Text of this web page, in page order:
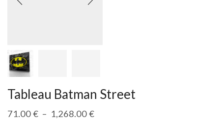
Tableau Batman Street
71.00€ – 1,268.00€